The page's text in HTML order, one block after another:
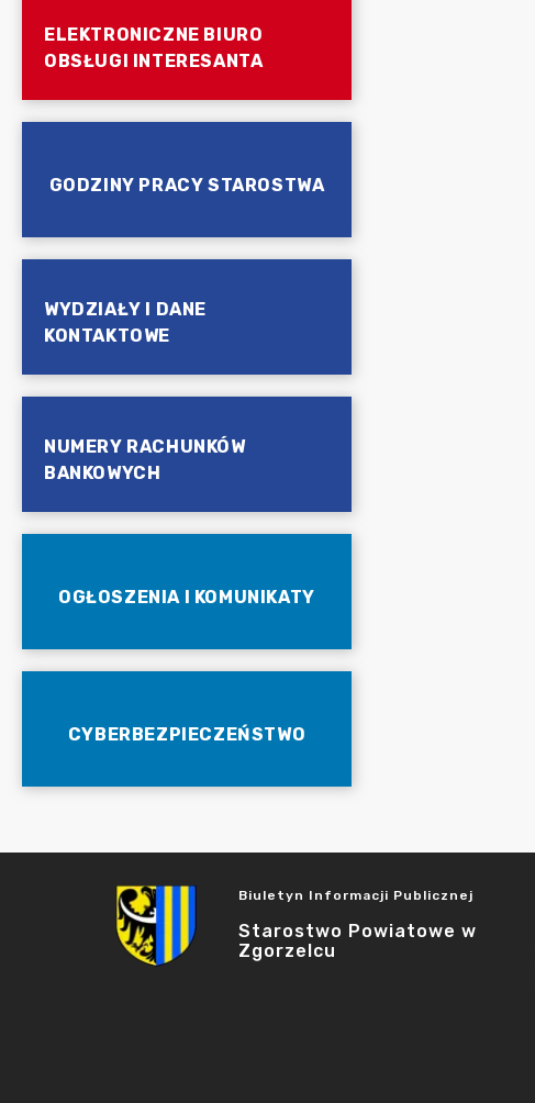
ELEKTRONICZNE BIURO
OBSŁUGI INTERESANTA
GODZINY PRACY STAROSTWA
WYDZIAŁY I DANE
KONTAKTOWE
NUMERY RACHUNKÓW
BANKOWYCH
OGŁOSZENIA I KOMUNIKATY
CYBERBEZPIECZEŃSTWO
Biuletyn Informacji Publicznej
Starostwo Powiatowe w
Zgorzelcu